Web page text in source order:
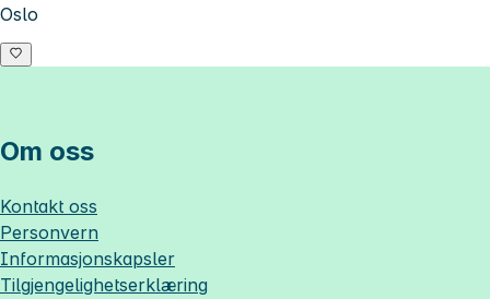
Oslo
Om oss
Kontakt oss
Personvern
Informasjonskapsler
Tilgjengelighetserklæring